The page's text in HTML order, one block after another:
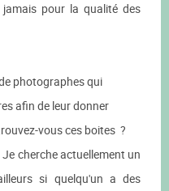
pour la qualité des
photographes qui
afin de leur donner
vous ces boites ?
cherche actuellement un
si quelqu'un a des